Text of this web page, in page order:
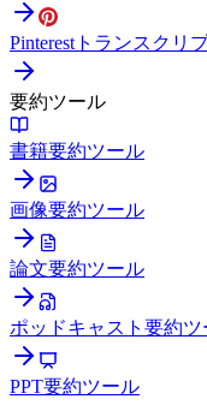
Pinterestトランスクリ
要約ツール
書籍要約ツール
画像要約ツール
論文要約ツール
ポッドキャスト要約ツ
PPT要約ツール